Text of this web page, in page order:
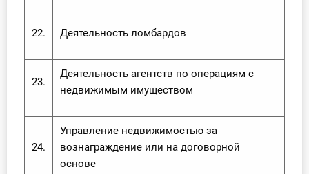
22. Деятельность ломбардов
23.
Деятельность агентств по операциям с
недвижимым имуществом
24.
Управление недвижимостью за
вознаграждение или на договорной
основе